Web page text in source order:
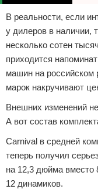
В реальности, если
у дилеров в наличии,
несколько сотен
приходится
машин на российском
марок накручивают
Внешних изменений
А вот состав
Carnival в средней
теперь получил
на 12,3 дюйма вместо
12 динамиков.